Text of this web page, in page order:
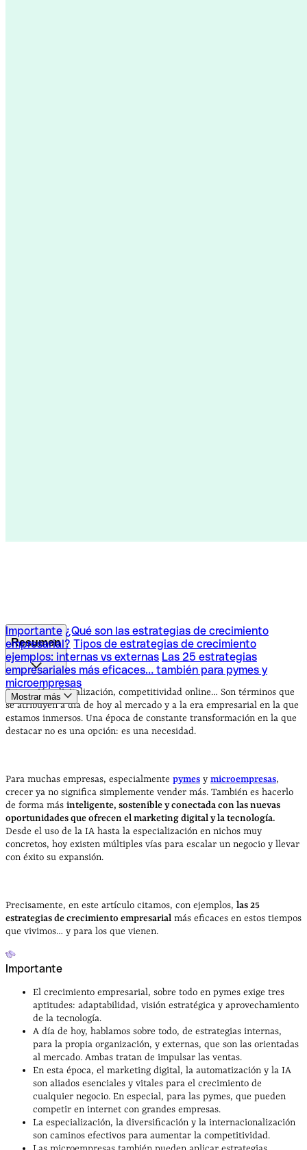
Importante ¿Qué son las estrategias de crecimiento
empresarial? Tipos de estrategias de crecimiento
ejemplos: internas vs externas Las 25 estrategias
empresariales más eficaces… también para pymes y
microempresas
Mostrar más
Resumen
Importante ¿Qué son las estrategias de crecimiento
empresarial? Tipos de estrategias de crecimiento
ejemplos: internas vs externas Las 25 estrategias
empresariales más eficaces… también para pymes y
microempresas
Saturación, digitalización, competitividad online… Son términos que
se atribuyen a día de hoy al mercado y a la era empresarial en la que
estamos inmersos. Una época de constante transformación en la que
destacar no es una opción: es una necesidad.
Para muchas empresas, especialmente pymes y microempresas,
crecer ya no significa simplemente vender más. También es hacerlo
de forma más inteligente, sostenible y conectada con las nuevas
oportunidades que ofrecen el marketing digital y la tecnología.
Desde el uso de la IA hasta la especialización en nichos muy
concretos, hoy existen múltiples vías para escalar un negocio y llevar
con éxito su expansión.
Precisamente, en este artículo citamos, con ejemplos, las 25
estrategias de crecimiento empresarial más eficaces en estos tiempos
que vivimos… y para los que vienen.
Importante
El crecimiento empresarial, sobre todo en pymes exige tres
aptitudes: adaptabilidad, visión estratégica y aprovechamiento
de la tecnología.
A día de hoy, hablamos sobre todo, de estrategias internas,
para la propia organización, y externas, que son las orientadas
al mercado. Ambas tratan de impulsar las ventas.
En esta época, el marketing digital, la automatización y la IA
son aliados esenciales y vitales para el crecimiento de
cualquier negocio. En especial, para las pymes, que pueden
competir en internet con grandes empresas.
La especialización, la diversificación y la internacionalización
son caminos efectivos para aumentar la competitividad.